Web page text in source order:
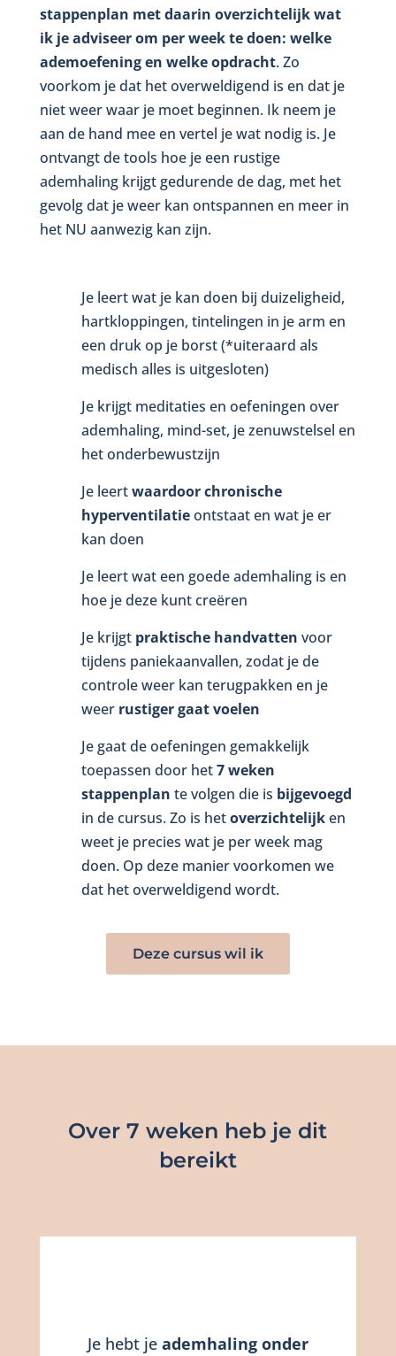
stappenplan met daarin overzichtelijkwat
ik je adviseer om per week te doen: welke
ademoefening en welke opdracht. Zo
voorkom je dat het overweldigend is en dat je
niet weer waar je moet beginnen. Ik neem je
aan de hand mee en vertel je wat nodig is. Je
ontvangt de tools hoe je een rustige
ademhaling krijgt gedurende de dag, met het
gevolg dat je weer kan ontspannen en meer in
het NU aanwezig kan zijn.
Je leert wat je kan doen bij duizeligheid,
hartkloppingen, tintelingen in je arm en
een druk op je borst (*uiteraard als
medisch alles is uitgesloten)
Je krijgt meditaties en oefeningen over
ademhaling, mind-set, je zenuwstelsel en
het onderbewustzijn
Je leertwaardoor chronische
hyperventilatieontstaat en wat je er
kan doen
Je leert wat een goede ademhaling is en
hoe je deze kunt creëren
Je krijgt praktische handvatten voor
tijdens paniekaanvallen, zodat je de
controle weer kan terugpakken en je
weer rustiger gaat voelen
Je gaat de oefeningen gemakkelijk
toepassen door het7 weken
stappenplan te volgen die is bijgevoegd
in de cursus. Zo is hetoverzichtelijken
weet je precies wat je per week mag
doen. Op deze manier voorkomen we
dat het overweldigend wordt.
Deze cursus wil ik
Over 7 weken heb je dit
bereikt
Je hebt je ademhaling onder